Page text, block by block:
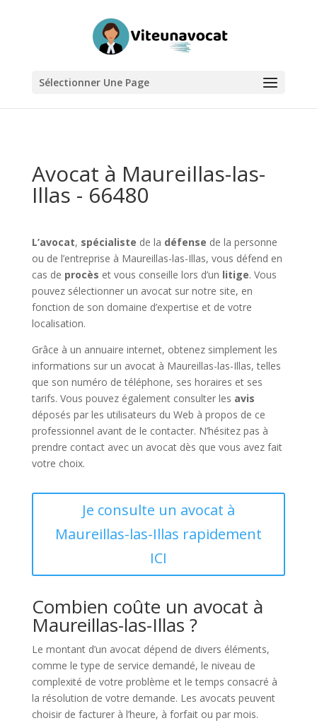
Sélectionner Une Page
Avocat à Maureillas-las-
Illas - 66480
L’avocat, spécialiste de la défense de la personne
ou de l’entreprise à Maureillas-las-Illas, vous défend en
cas de procès et vous conseille lors d’un litige. Vous
pouvez sélectionner un avocat sur notre site, en
fonction de son domaine d’expertise et de votre
localisation.
Grâce à un annuaire internet, obtenez simplement les
informations sur un avocat à Maureillas-las-Illas, telles
que son numéro de téléphone, ses horaires et ses
tarifs. Vous pouvez également consulter les avis
déposés par les utilisateurs du Web à propos de ce
professionnel avant de le contacter. N’hésitez pas à
prendre contact avec un avocat dès que vous avez fait
votre choix.
Je consulte un avocat à
Maureillas-las-Illas rapidement
ICI
Combien coûte un avocat à
Maureillas-las-Illas ?
Le montant d’un avocat dépend de divers éléments,
comme le type de service demandé, le niveau de
complexité de votre problème et le temps consacré à
la résolution de votre demande. Les avocats peuvent
choisir de facturer à l’heure, à forfait ou par mois.